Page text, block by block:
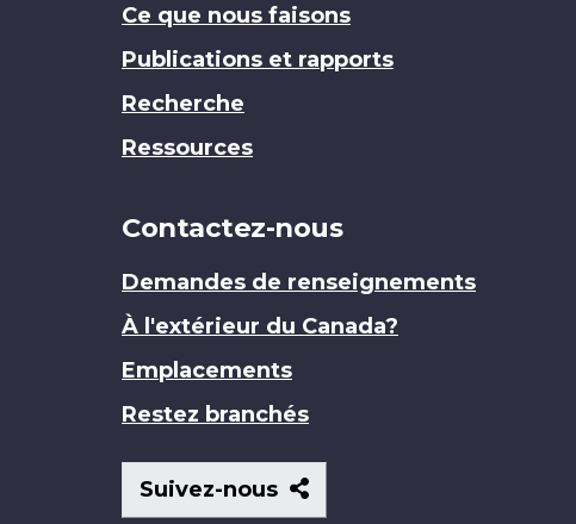
Ce que nous faisons
Publications et rapports
Recherche
Ressources
Contactez-nous
Demandes de renseignements
À l'extérieur du Canada?
Emplacements
Restez branchés
Suivez-nous
Suivez-
nous